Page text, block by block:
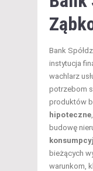
Bank
instytucja
wachlarz
potrzebom
produktów
hipoteczne
budowę
bieżących
warunkom,